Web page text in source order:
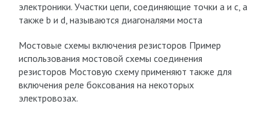
электроники. Участки цепи, соединяющие точки а и с, а
также b и d, называются диагоналями моста
Мостовые схемы включения резисторов Пример
использования мостовой схемы соединения
резисторов Мостовую схему применяют также для
включения реле боксования на некоторых
электровозах.